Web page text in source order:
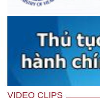
VIDEO CLIPS